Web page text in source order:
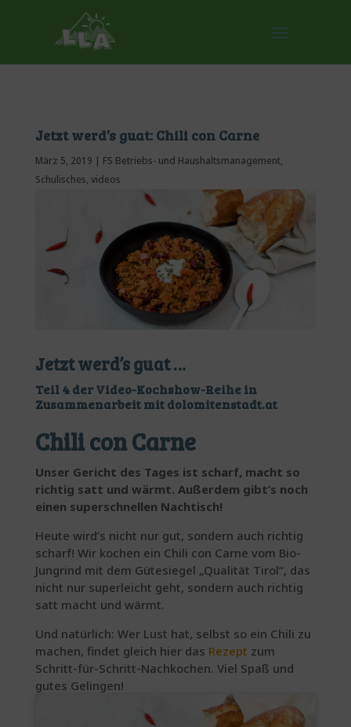
Jetzt werd’s guat: Chili con Carne
März 5, 2019 | FS Betriebs- und Haushaltsmanagement,
Schulisches, videos
Jetzt werd’s guat …
Teil 4 der Video-Kochshow-Reihe in
Zusammenarbeit mitdolomitenstadt.at
Chili con Carne
Unser Gericht des Tages ist scharf, macht so
richtig satt und wärmt. Außerdem gibt’s noch
einen superschnellen Nachtisch!
Heute wird’s nicht nur gut, sondern auch richtig
scharf! Wir kochen ein Chili con Carne vom Bio-
Jungrind mit dem Gütesiegel „Qualität Tirol“, das
nicht nur superleicht geht, sondern auch richtig
satt macht und wärmt.
Und natürlich: Wer Lust hat, selbst so ein Chili zu
machen, findet gleich hier das Rezept zum
Schritt-für-Schritt-Nachkochen. Viel Spaß und
gutes Gelingen!